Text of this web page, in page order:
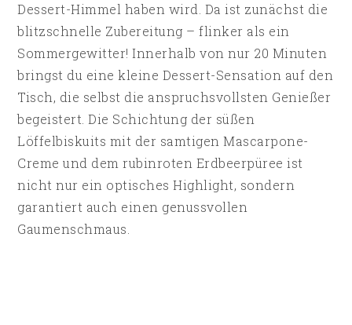
Dessert-Himmel haben wird. Da ist zunächst die
blitzschnelle Zubereitung – flinker als ein
Sommergewitter! Innerhalb von nur 20 Minuten
bringst du eine kleine Dessert-Sensation auf den
Tisch, die selbst die anspruchsvollsten Genießer
begeistert. Die Schichtung der süßen
Löffelbiskuits mit der samtigen Mascarpone-
Creme und dem rubinroten Erdbeerpüree ist
nicht nur ein optisches Highlight, sondern
garantiert auch einen genussvollen
Gaumenschmaus.